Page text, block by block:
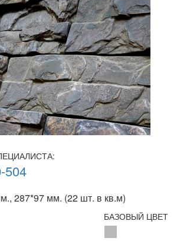
504
287*97 мм. (22 шт. в кв.м)
БАЗОВЫЙ ЦВЕТ